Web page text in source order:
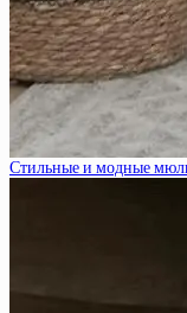
Стильные и модные